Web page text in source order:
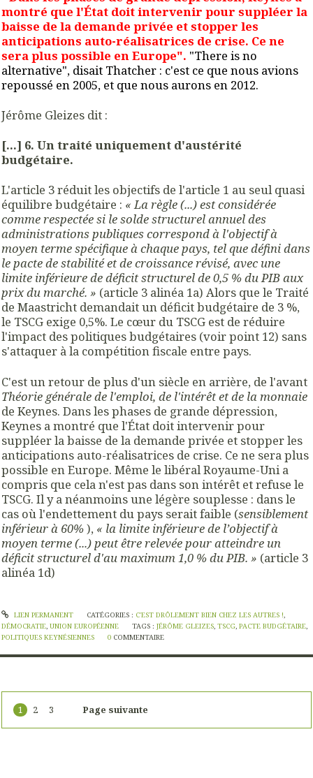
montré que l'État doit intervenir pour suppléer la
baisse de la demande privée et stopper les
anticipations auto-réalisatrices de crise. Ce ne
sera plus possible en Europe". "There is no
alternative", disait Thatcher : c'est ce que nous avions
repoussé en 2005, et que nous aurons en 2012.
Jérôme Gleizes dit :
[...] 6. Un traité uniquement d'austérité
budgétaire.
L'article 3 réduit les objectifs de l'article 1 au seul quasi
équilibre budgétaire : « La règle (...) est considérée
comme respectée si le solde structurel annuel des
administrations publiques correspond à l'objectif à
moyen terme spécifique à chaque pays, tel que défini dans
le pacte de stabilité et de croissance révisé, avec une
limite inférieure de déficit structurel de 0,5 % du PIB aux
prix du marché. » (article 3 alinéa 1a) Alors que le Traité
de Maastricht demandait un déficit budgétaire de 3 %,
le TSCG exige 0,5%. Le cœur du TSCG est de réduire
l'impact des politiques budgétaires (voir point 12) sans
s'attaquer à la compétition fiscale entre pays.
C'est un retour de plus d'un siècle en arrière, de l'avant
Théorie générale de l'emploi, de l'intérêt et de la monnaie
de Keynes. Dans les phases de grande dépression,
Keynes a montré que l'État doit intervenir pour
suppléer la baisse de la demande privée et stopper les
anticipations auto-réalisatrices de crise. Ce ne sera plus
possible en Europe. Même le libéral Royaume-Uni a
compris que cela n'est pas dans son intérêt et refuse le
TSCG. Il y a néanmoins une légère souplesse : dans le
cas où l'endettement du pays serait faible (sensiblement
inférieur à 60%), « la limite inférieure de l’objectif à
moyen terme (...) peut être relevée pour atteindre un
déficit structurel d'au maximum 1,0 % du PIB. » (article 3
alinéa 1d)
LIEN PERMANENT CATÉGORIES : C'EST DRÔLEMENT BIEN CHEZ LES AUTRES !,
DÉMOCRATIE, UNION EUROPÉENNE TAGS :JÉRÔME GLEIZES,TSCG,PACTE BUDGÉTAIRE,
POLITIQUES KEYNÉSIENNES
0 COMMENTAIRE
1 2 3 Page suivante